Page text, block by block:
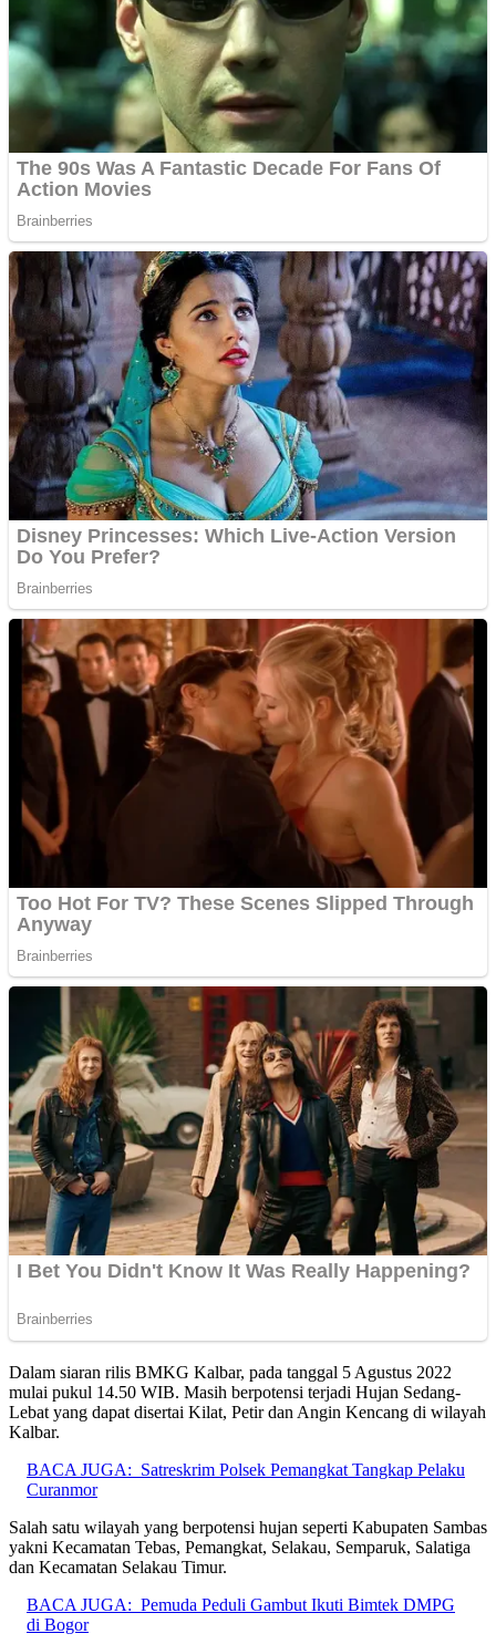
Dalam siaran rilis BMKG Kalbar, pada tanggal 5 Agustus 2022
mulai pukul 14.50 WIB. Masih berpotensi terjadi Hujan Sedang-
Lebat yang dapat disertai Kilat, Petir dan Angin Kencang di wilayah
Kalbar.
BACA JUGA: Satreskrim Polsek Pemangkat Tangkap Pelaku
Curanmor
Salah satu wilayah yang berpotensi hujan seperti Kabupaten Sambas
yakni Kecamatan Tebas, Pemangkat, Selakau, Semparuk, Salatiga
dan Kecamatan Selakau Timur.
BACA JUGA: Pemuda Peduli Gambut Ikuti Bimtek DMPG
di Bogor